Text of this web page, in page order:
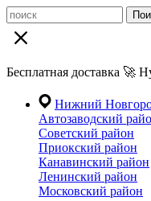
Бесплатная доставка 🚀
Нижний
Автозаводский
Советский район
Приокский район
Канавинский район
Ленинский район
Московский район